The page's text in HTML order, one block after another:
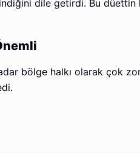
dile getirdi. Bu
bölge halkı olarak çok